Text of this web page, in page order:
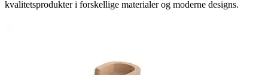
kvalitetsprodukter i forskellige materialer og moderne designs.